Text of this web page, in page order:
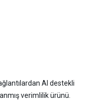
AI destekli
verimlilik ürünü.